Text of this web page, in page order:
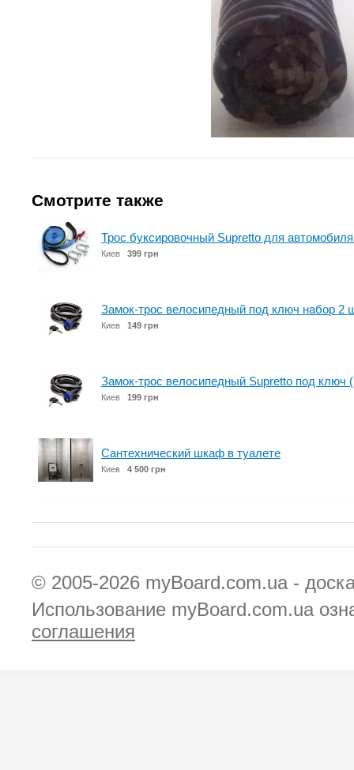
Смотрите также
Трос буксировочный Supretto для
Киев 399 грн
Замок-трос велосипедный под ключ набор 2
Киев 149 грн
Замок-трос велосипедный Supretto под ключ
Киев 199 грн
Сантехнический шкаф в туалете
Киев 4 500 грн
© 2005-2026 myBoard.com.ua -
Использование myBoard.com.ua
соглашения